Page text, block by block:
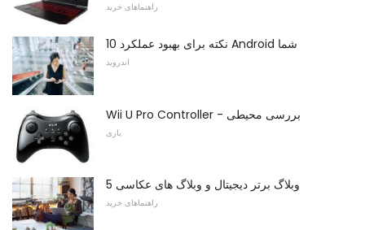
راهنماهای خرید
10 نکته برای بهبود عملکرد Android شما
اندروید
Wii U Pro Controller - بررسی محیطی
بازی
5 وبلاگ برتر دیجیتال و وبلاگ های عکاسی
راهنماهای خرید